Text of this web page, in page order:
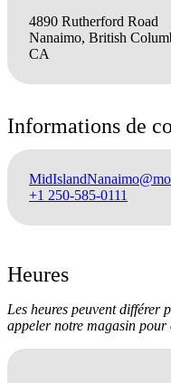
4890 Rutherford Road
Nanaimo, British
CA
Informations de
+1 250-585-0111
Heures
Les heures peuvent différer
appeler notre magasin